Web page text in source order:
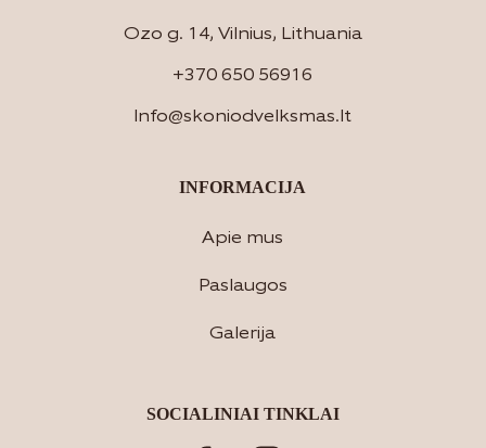
Ozo g. 14, Vilnius, Lithuania
+370 650 56916
Info@skoniodvelksmas.lt
INFORMACIJA
Apie mus
Paslaugos
Galerija
SOCIALINIAI TINKLAI